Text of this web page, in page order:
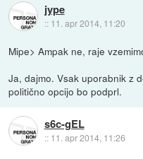
jype
:: 11. apr 2014, 11:20
Mipe> Ampak ne, raje
Ja, dajmo. Vsak uporabnik z
politično opcijo bo podprl.
s6c-gEL
:: 11. apr 2014, 11:26